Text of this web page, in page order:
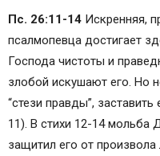
Пс. 26:11-14 Искренняя,
псалмопевца достигает
Господа чистоты и
злобой искушают его. Но
“стези правды”,
11). В стихи 12-14 мольба
защитил его от